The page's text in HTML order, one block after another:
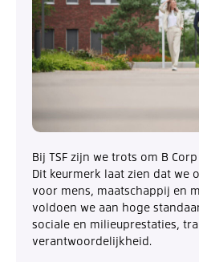
Bij TSF zijn we trots om B
Dit keurmerk laat zien dat we
voor mens, maatschappij en
voldoen we aan hoge
sociale en milieuprestaties,
verantwoordelijkheid.